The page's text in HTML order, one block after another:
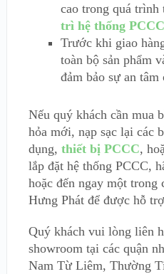
cao trong quá
trì hệ thống PCCC
Trước khi giao
toàn bộ sản phẩm
đảm bảo sự an tâm
Nếu quý khách cần mua
hỏa mới, nạp sạc lại các
dụng, thiết bị PCCC,
lắp đặt hệ thống PCCC,
hoặc đến ngay một trong
Hưng Phát để được hỗ
Quý khách vui lòng liên
showroom tại các quận
Nam Từ Liêm, Thường